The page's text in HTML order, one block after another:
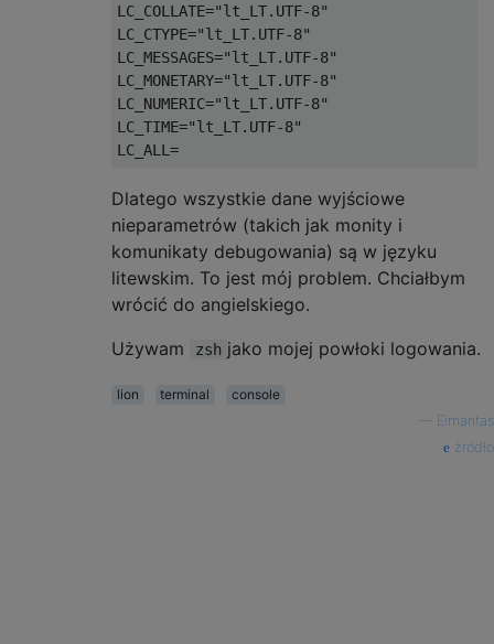
LC_COLLATE="lt_LT.UTF-8"
LC_CTYPE="lt_LT.UTF-8"
LC_MESSAGES="lt_LT.UTF-8"
LC_MONETARY="lt_LT.UTF-8"
LC_NUMERIC="lt_LT.UTF-8"
LC_TIME="lt_LT.UTF-8"
LC_ALL =
Dlatego wszystkie dane wyjściowe
nieparametrów (takich jak monity i
komunikaty debugowania) są w języku
litewskim. To jest mój problem. Chciałbym
wrócić do angielskiego.
Używam
zsh jako mojej powłoki logowania.
lion terminal
console
Eimantas
źródło